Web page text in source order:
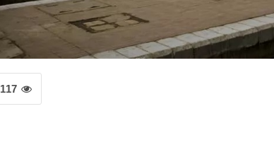
117